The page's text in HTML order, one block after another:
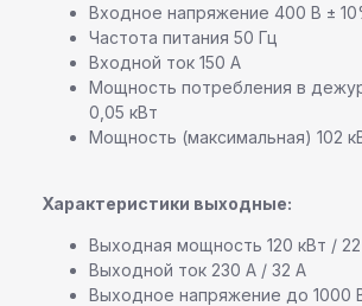
Входное напряжение 400 В ±
Частота питания 50 Гц
Входной ток 150 А
Мощность потребления в
0,05 кВт
Мощность (максимальная) 102
Характеристики выходные:
Выходная мощность 120 кВт / 22
Выходной ток 230 А / 32 А
Выходное напряжение до 1000